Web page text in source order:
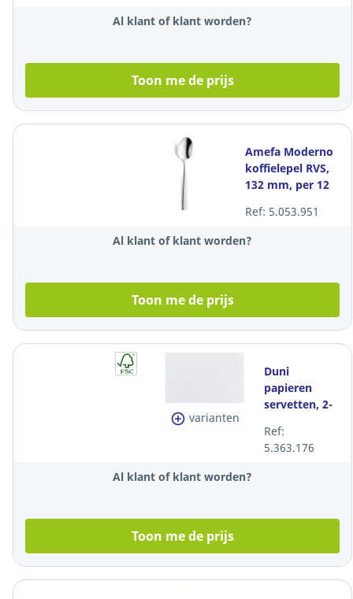
Al klant of klant worden?
Toon me de prijs
Amefa Moderno
koffielepel RVS,
132 mm, per 12
Ref: 5.053.951
Al klant of klant worden?
Toon me de prijs
varianten
Duni
papieren
servetten, 2-
cm, wit, pak
van 125 stuks
Ref:
5.363.176
Al klant of klant worden?
Toon me de prijs